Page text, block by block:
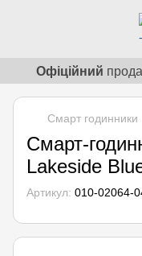
Офіційний
Смарт годинники
Смарт-
Lakeside
Артикул: 010-02064-